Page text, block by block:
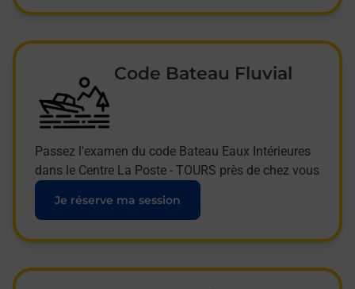
Code Bateau Fluvial
Passez l'examen du code Bateau Eaux Intérieures
dans le Centre La Poste - TOURS près de chez vous
Je réserve ma session